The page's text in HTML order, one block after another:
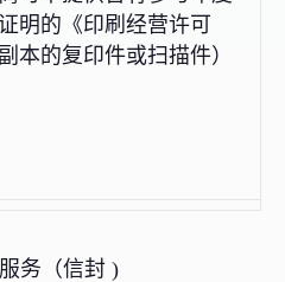
明的《印刷经营许可
本的复印件或扫描件）
务（信封 )